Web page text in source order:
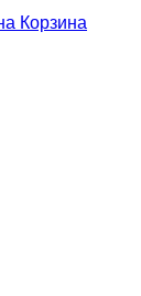
Корзина